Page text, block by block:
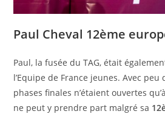
Paul Cheval 12ème
Paul, la fusée du TAG, était
l’Equipe de France jeunes. Avec
phases finales n’étaient ouvertes
ne peut y prendre part malgré sa